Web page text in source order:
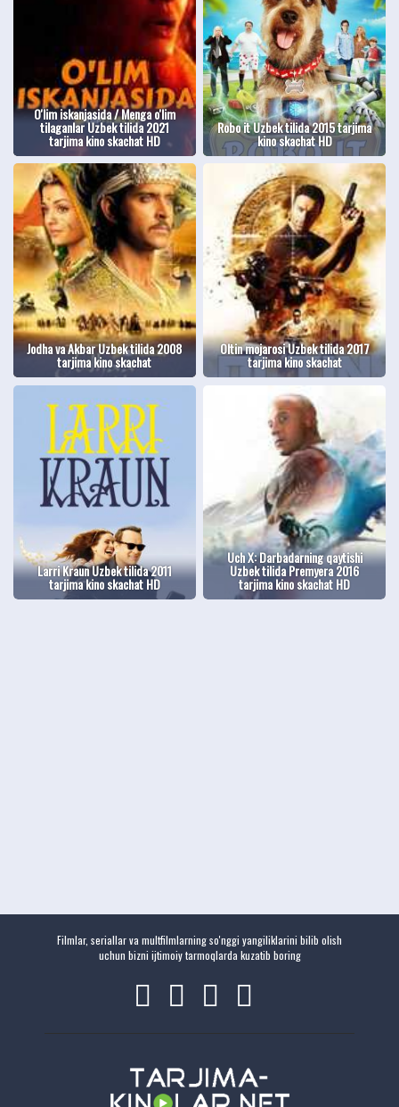
O'lim iskanjasida / Menga o'lim
tilaganlar Uzbek tilida 2021
tarjima kino skachat HD
Robo it Uzbek tilida 2015 tarjima
kino skachat HD
Jodha va Akbar Uzbek tilida 2008
tarjima kino skachat
Oltin mojarosi Uzbek tilida 2017
tarjima kino skachat
Larri Kraun Uzbek tilida 2011
tarjima kino skachat HD
Uch X: Darbadarning qaytishi
Uzbek tilida Premyera 2016
tarjima kino skachat HD
Filmlar, seriallar va multfilmlarning so'nggi yangiliklarini bilib olish
uchun bizni ijtimoiy tarmoqlarda kuzatib boring